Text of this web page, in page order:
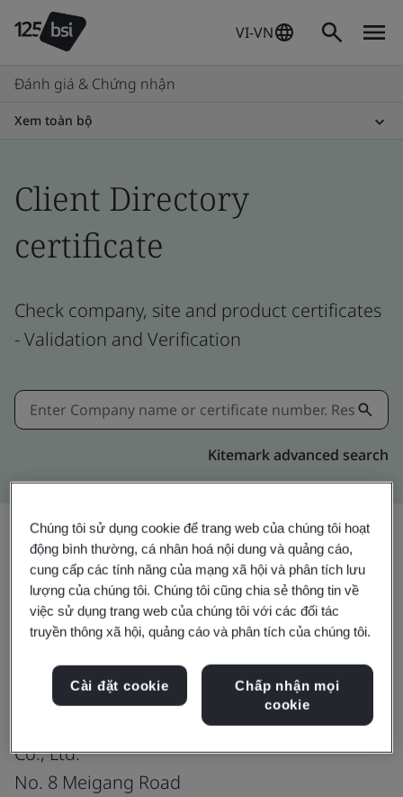
VI-VN
Đánh giá & Chứng nhận
Xem toàn bộ
Client Directory
certificate
Check company, site and product certificates
- Validation and Verification
Kitemark advanced search
Chia sẻ:
ISO 14001:2015
Shanghai Meishan Iron & Steel
Co., Ltd.
No. 8 Meigang Road
Chúng tôi sử dụng cookie để trang web của chúng tôi hoạt
động bình thường, cá nhân hoá nội dung và quảng cáo,
cung cấp các tính năng của mạng xã hội và phân tích lưu
lượng của chúng tôi. Chúng tôi cũng chia sẻ thông tin về
việc sử dụng trang web của chúng tôi với các đối tác
truyền thông xã hội, quảng cáo và phân tích của chúng tôi.
Cài đặt cookie
Chấp nhận mọi
cookie